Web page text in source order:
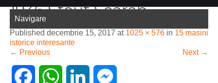
Navigare
1936 Stout Scarab
Published decembrie 15, 2017 at 1025 × 576 in 15 masini
istorice interesante
← Previous Next →